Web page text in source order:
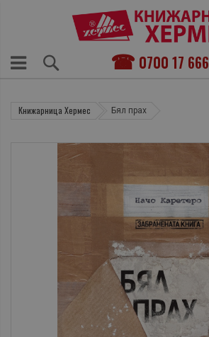
0700 17 666
Книжарница Хермес Бял прах